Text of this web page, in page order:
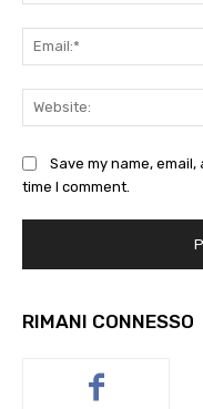
Save my name,
time I comment.
RIMANI CONNESSO